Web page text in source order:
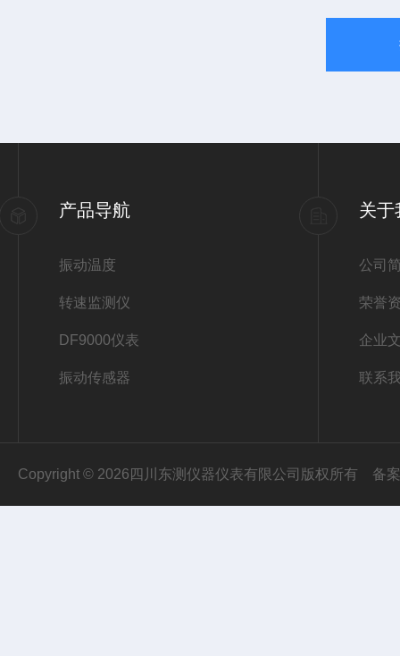
产品导航
振动温度
转速监测仪
DF9000仪表
振动传感器
关于
公司
荣誉
企业
联系
Copyright © 2026四川东测仪器仪表有限公司版权所有 备